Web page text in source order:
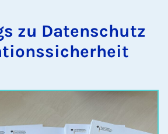
zu Da­ten­­schutz